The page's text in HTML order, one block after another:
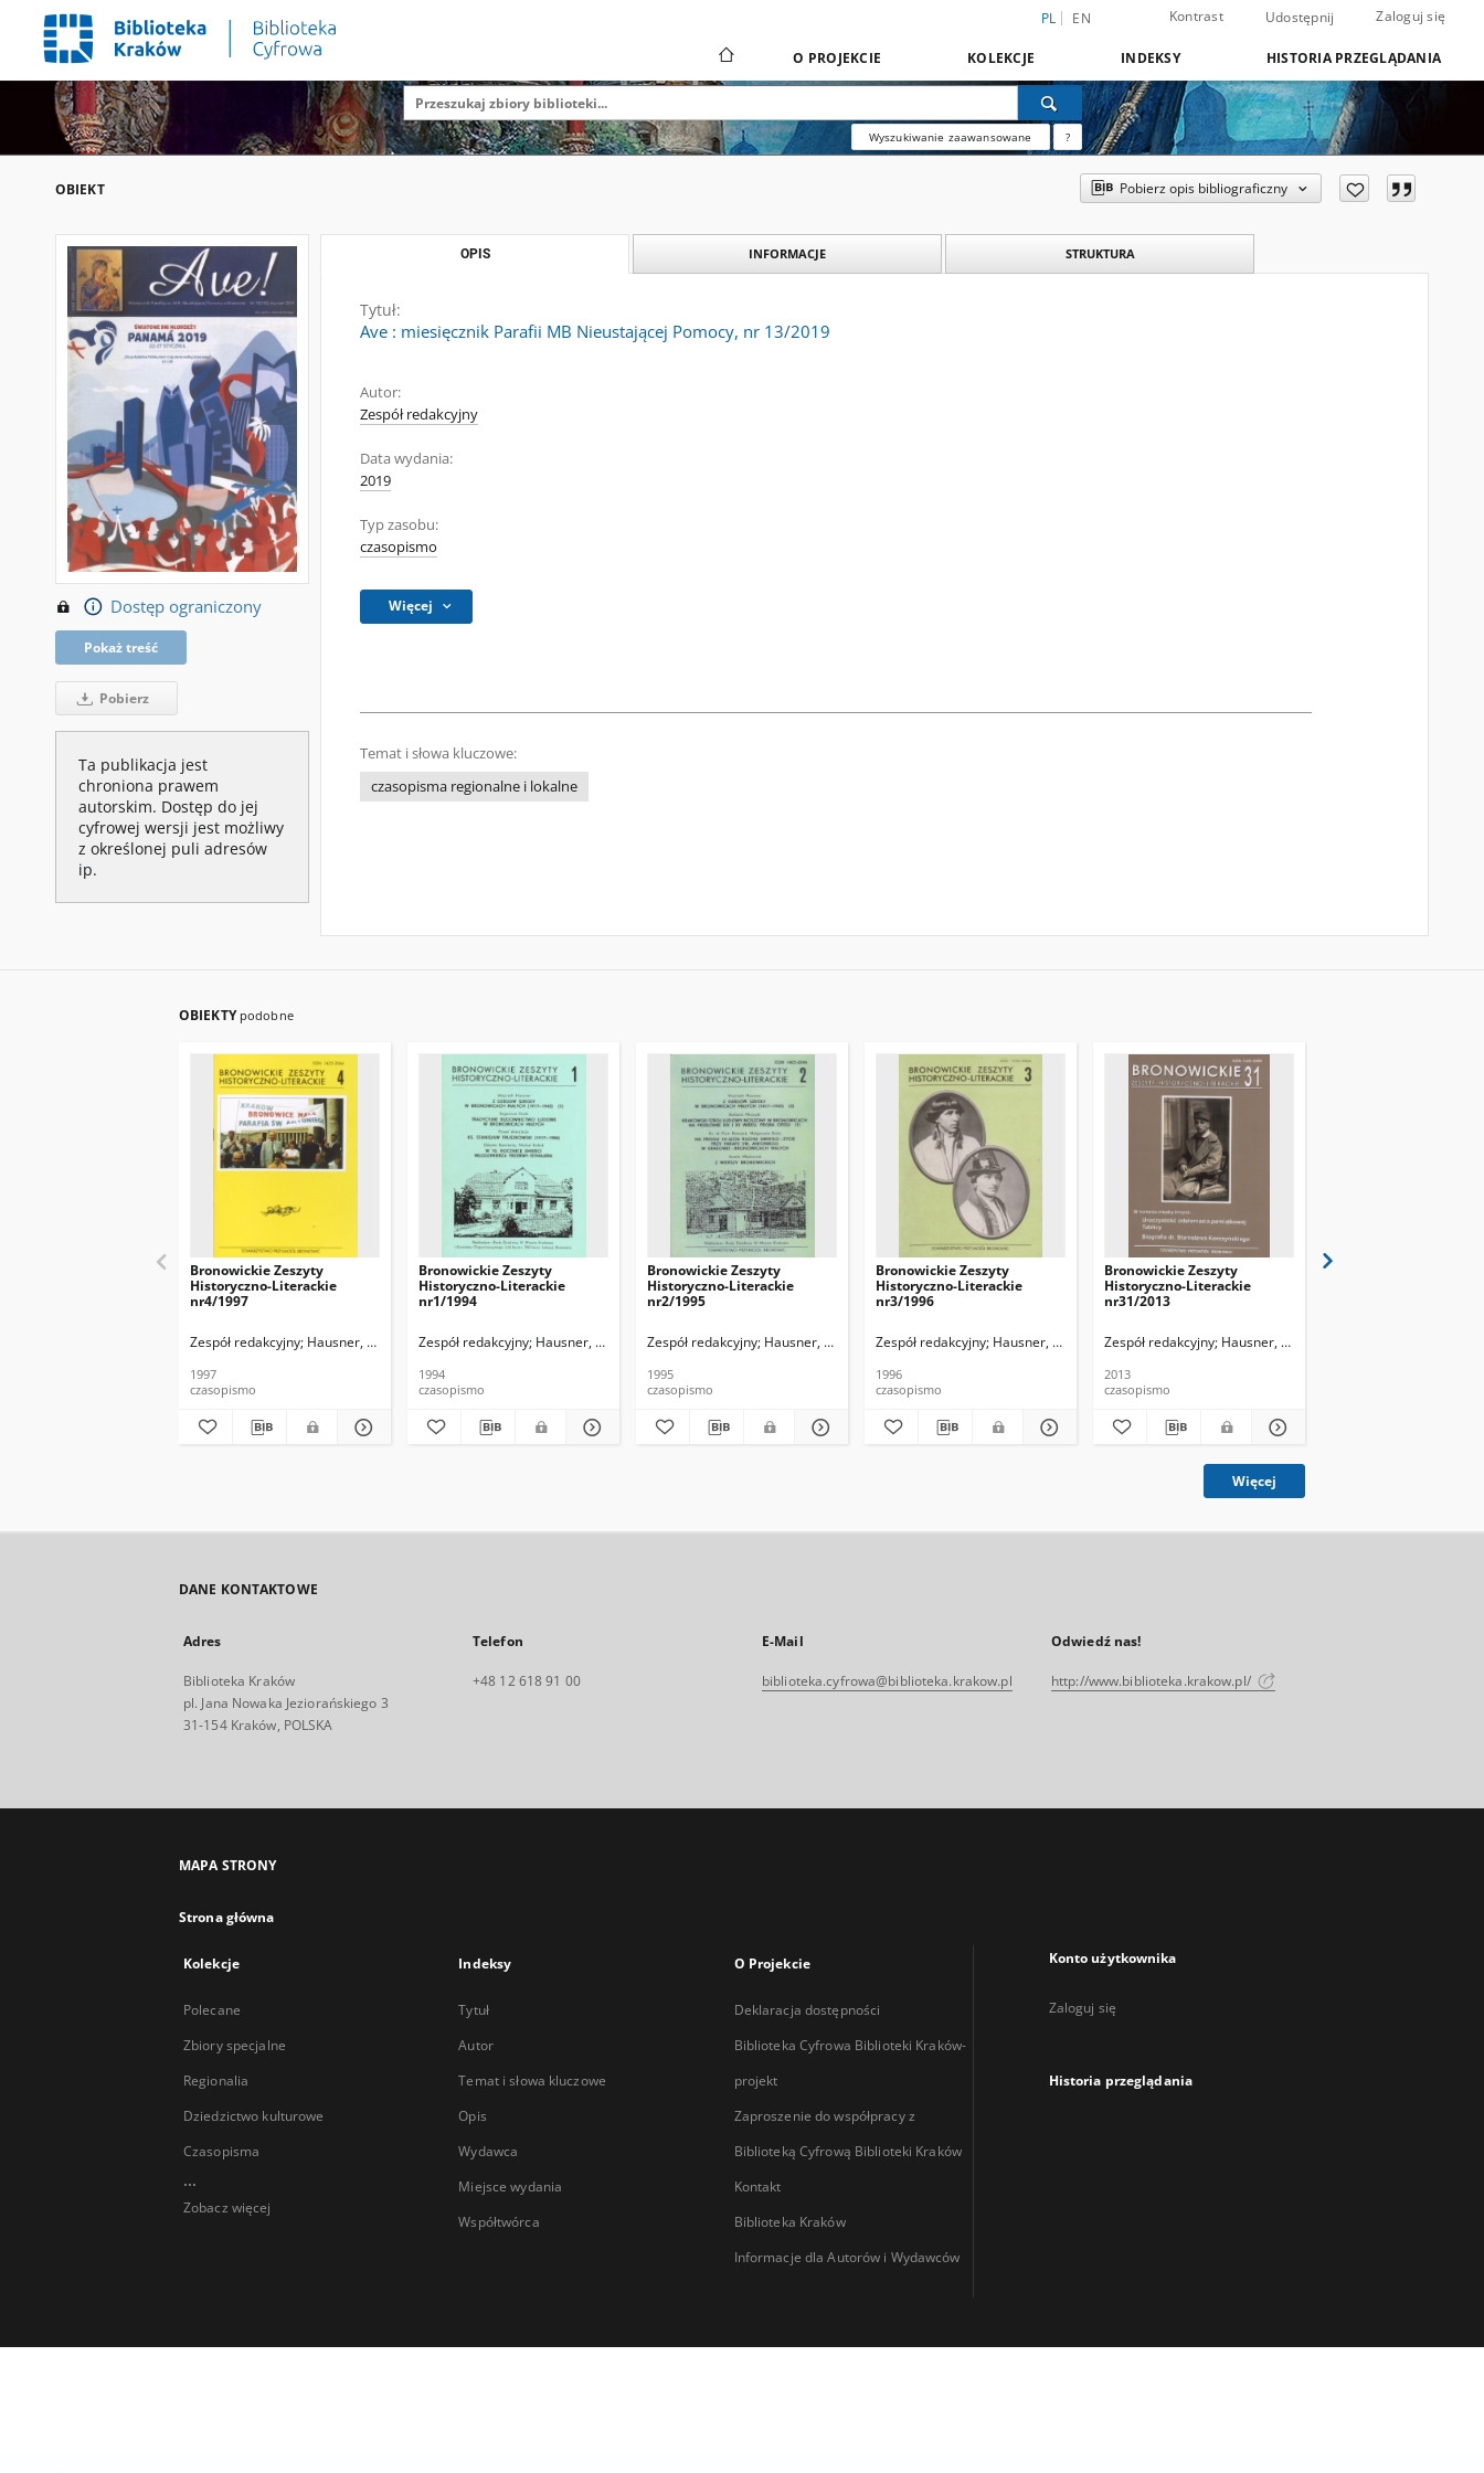
PL EN Kontrast Udostępnij Zaloguj się
O PROJEKCIE KOLEKCJE INDEKSY HISTORIA PRZEGLĄDANIA
Wyszukiwanie zaawansowane ?
OBIEKT Pobierz opis bibliograficzny
Dostęp ograniczony
Pokaż treść
Pobierz
Ta publikacja jest
chroniona prawem
autorskim. Dostęp do jej
cyfrowej wersji jest możliwy
z określonej puli adresów
ip.
OPIS INFORMACJE STRUKTURA
Tytuł:
Ave : miesięcznik Parafii MB Nieustającej Pomocy, nr 13/2019
Autor:
Zespół redakcyjny
Data wydania:
2019
Typ zasobu:
czasopismo
Więcej
Temat i słowa kluczowe:
czasopisma regionalne i lokalne
OBIEKTY podobne
Bronowickie Zeszyty
Historyczno-Literackie
nr4/1997
Zespół redakcyjny Hausner, Wojciech
1997
czasopismo
Bronowickie Zeszyty
Historyczno-Literackie
nr1/1994
Zespół redakcyjny Hausner, Wojciech
1994
czasopismo
Bronowickie Zeszyty
Historyczno-Literackie
nr2/1995
Zespół redakcyjny Hausner, Wojciech
1995
czasopismo
Bronowickie Zeszyty
Historyczno-Literackie
nr3/1996
Zespół redakcyjny Hausner, Wojciech
1996
czasopismo
Bronowickie Zeszyty
Historyczno-Literackie
nr31/2013
Zespół redakcyjny Hausner, Wojciech
2013
czasopismo
Więcej
DANE KONTAKTOWE
Adres
Biblioteka Kraków
pl. Jana Nowaka Jeziorańskiego 3
31-154 Kraków, POLSKA
Telefon
+48 12 618 91 00
E-Mail
biblioteka.cyfrowa@biblioteka.krakow.pl
Odwiedź nas!
http://www.biblioteka.krakow.pl/
MAPA STRONY
Strona główna
Kolekcje
Polecane
Zbiory specjalne
Regionalia
Dziedzictwo kulturowe
Czasopisma
...
Zobacz więcej
Indeksy
Tytuł
Autor
Temat i słowa kluczowe
Opis
Wydawca
Miejsce wydania
Współtwórca
O Projekcie
Deklaracja dostępności
Biblioteka Cyfrowa Biblioteki Kraków-
projekt
Zaproszenie do współpracy z
Biblioteką Cyfrową Biblioteki Kraków
Kontakt
Biblioteka Kraków
Informacje dla Autorów i Wydawców
Konto użytkownika
Zaloguj się
Historia przeglądania